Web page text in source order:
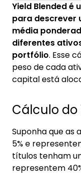
1. Cálculo do
2. Fatores que
3. Importância
4.
Yield Blended é
para descrever
média
diferentes
portfólio. Esse
peso de cada
capital está
Cálculo do
Suponha que as
5% e
títulos tenham
representem